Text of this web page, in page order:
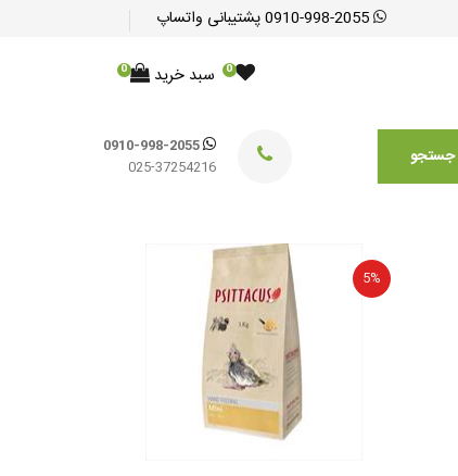
0910-998-2055پشتیبانی واتساپ
0 سبد خرید 0
جستجو
0910-998-2055
025-37254216
5%